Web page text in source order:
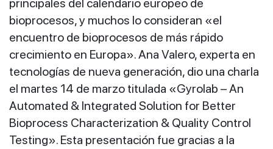
principales del calendario europeo de
bioprocesos, y muchos lo consideran «el
encuentro de bioprocesos de más rápido
crecimiento en Europa». Ana Valero, experta en
tecnologías de nueva generación, dio una charla
el martes 14 de marzo titulada «Gyrolab – An
Automated & Integrated Solution for Better
Bioprocess Characterization & Quality Control
Testing». Esta presentación fue gracias a la